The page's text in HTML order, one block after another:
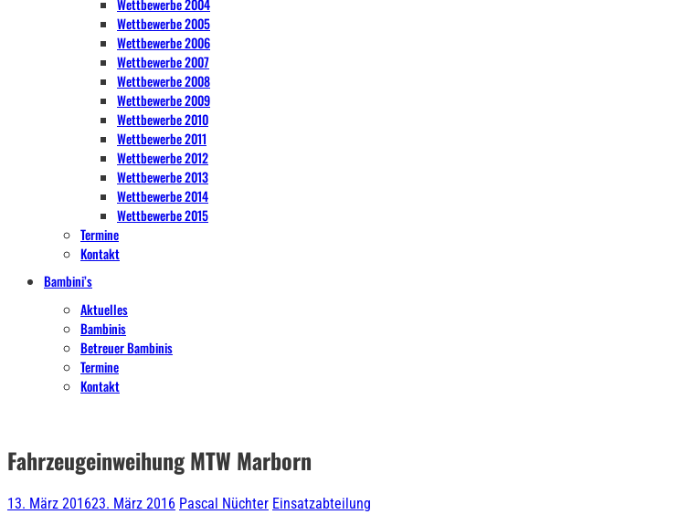
Wettbewerbe 2004
Wettbewerbe 2005
Wettbewerbe 2006
Wettbewerbe 2007
Wettbewerbe 2008
Wettbewerbe 2009
Wettbewerbe 2010
Wettbewerbe 2011
Wettbewerbe 2012
Wettbewerbe 2013
Wettbewerbe 2014
Wettbewerbe 2015
Termine
Kontakt
Bambini’s
Aktuelles
Bambinis
Betreuer Bambinis
Termine
Kontakt
Fahrzeugeinweihung MTW Marborn
13. März 201623. März 2016 Pascal Nüchter Einsatzabteilung